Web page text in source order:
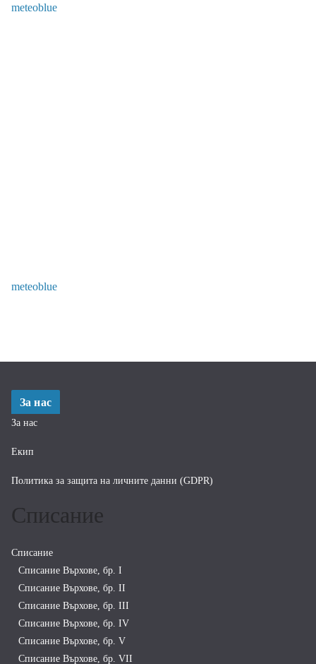
meteoblue
meteoblue
За нас
За нас
Екип
Политика за защита на личните данни (GDPR)
Списание
Списание
Списание Върхове, бр. I
Списание Върхове, бр. II
Списание Върхове, бр. III
Списание Върхове, бр. IV
Списание Върхове, бр. V
Списание Върхове, бр. VII